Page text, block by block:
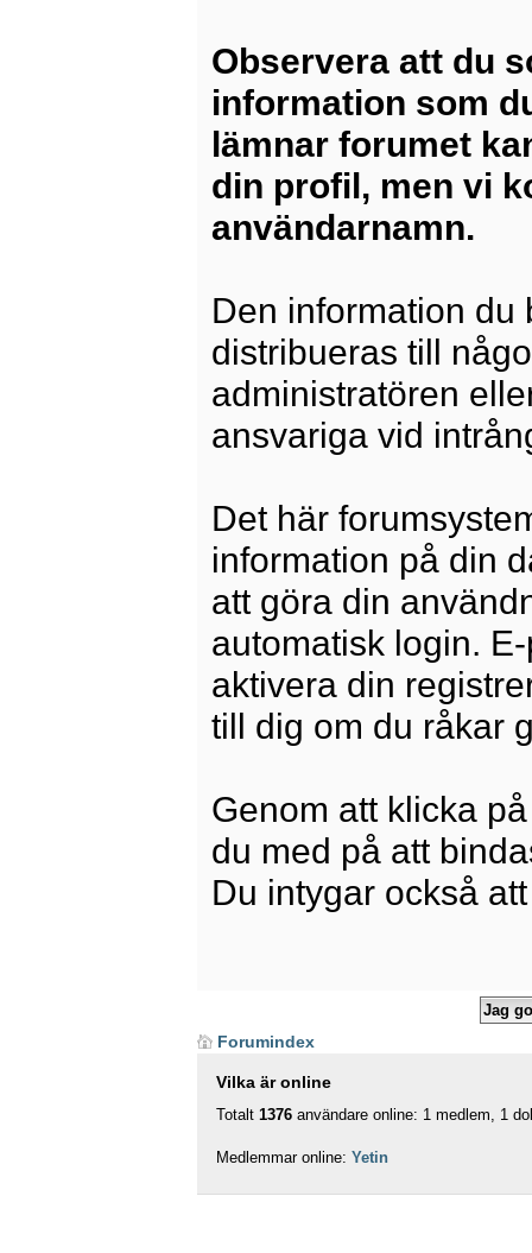
Observera att du
information som
lämnar forumet
din profil, men vi
användarnamn.
Den information du
distribueras till
administratören
ansvariga vid
Det här
information på din
att göra din
automatisk login.
aktivera din
till dig om du råkar
Genom att klicka
du med på att
Du intygar också
Forumindex
Vilka är online
Totalt 1376 användare online: 1 medlem, 1
Medlemmar online: Yetin